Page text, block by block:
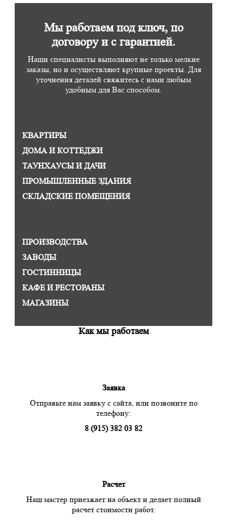
Мы работаем под ключ, по
договору и с гарантией.
Наши специалисты выполняют не только мелкие
заказы, но и осуществляют крупные проекты. Для
уточнения деталей свяжитесь с нами любым
удобным для Вас способом.
КВАРТИРЫ
ДОМА И КОТТЕДЖИ
ТАУНХАУСЫ И ДАЧИ
ПРОМЫШЛЕННЫЕ ЗДАНИЯ
СКЛАДСКИЕ ПОМЕЩЕНИЯ
ПРОИЗВОДСТВА
ЗАВОДЫ
ГОСТИННИЦЫ
КАФЕ И РЕСТОРАНЫ
МАГАЗИНЫ
Как мы работаем
Заявка
Отправьте нам заявку с сайта, или позвоните по
телефону:
8 (915) 382 03 82
Расчет
Наш мастер приезжает на объект и делает полный
расчет стоимости работ.